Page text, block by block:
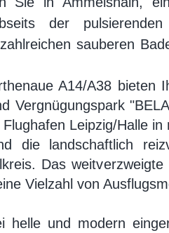
der
sauberen
A14/A38 bieten
Vergnügungspark
Leipzig/Halle
die landschaftlich
Das
Vielzahl von
und modern